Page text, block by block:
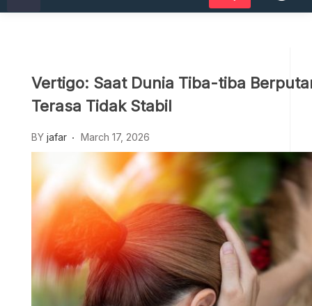
Vertigo: Saat Dunia Tiba-tiba
Terasa Tidak Stabil
BY jafar March 17, 2026